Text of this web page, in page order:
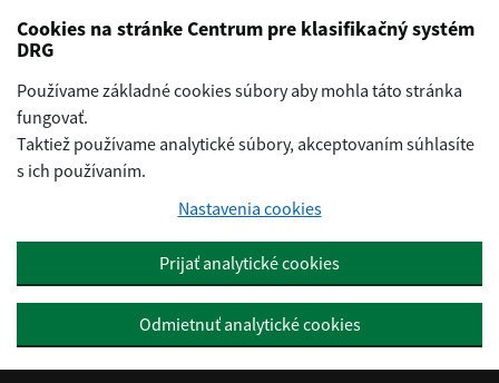
Preskočiť na hlavný obsah
Cookies na stránke Centrum pre klasifikačný systém
DRG
Používame základné cookies súbory aby mohla táto stránka
fungovať.
Taktiež používame analytické súbory, akceptovaním súhlasíte
s ich používaním.
Nastavenia cookies
Prijať analytické cookies
Odmietnuť analytické cookies